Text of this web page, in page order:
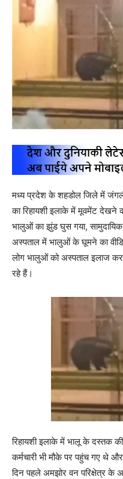
मध्य प्रदेश के शहडोल जिले में
का रिहायशी इलाके में मूवमेंट देखने
भालुओं का झुंड घुस गया,
अस्पताल में भालुओं के घूमने का
लोग भालुओं को अस्पताल इलाज
रहे हैं।
रिहायशी इलाके में भालू के दस्तक
कर्मचारी भी मौके पर पहुंच गए थे
दिन पहले अमझोर वन परिक्षेत्र